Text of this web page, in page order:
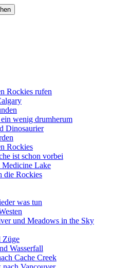
Rockies rufen
wenig drumherum
Dinosaurier
Rockies
ist schon vorbei
Medicine Lake
die Rockies
was tun
und Meadows in the Sky
Züge
Wasserfall
Cache Creek